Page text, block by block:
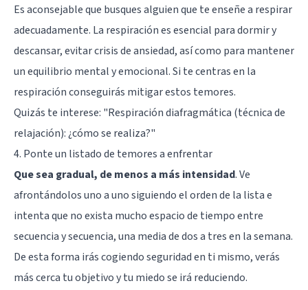
Es aconsejable que busques alguien que te enseñe a respirar
adecuadamente. La respiración es esencial para dormir y
descansar, evitar crisis de ansiedad, así como para mantener
un equilibrio mental y emocional. Si te centras en la
respiración conseguirás mitigar estos temores.
Quizás te interese: "Respiración diafragmática (técnica de
relajación): ¿cómo se realiza?"
4. Ponte un listado de temores a enfrentar
Que sea gradual, de menos a más intensidad. Ve
afrontándolos uno a uno siguiendo el orden de la lista e
intenta que no exista mucho espacio de tiempo entre
secuencia y secuencia, una media de dos a tres en la semana.
De esta forma irás cogiendo seguridad en ti mismo, verás
más cerca tu objetivo y tu miedo se irá reduciendo.